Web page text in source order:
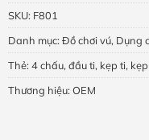
SKU: F801
Danh mục: Đồ chơi vú, Dụng
Thẻ: 4 chấu, đầu ti, kẹp ti,
Thương hiệu: OEM